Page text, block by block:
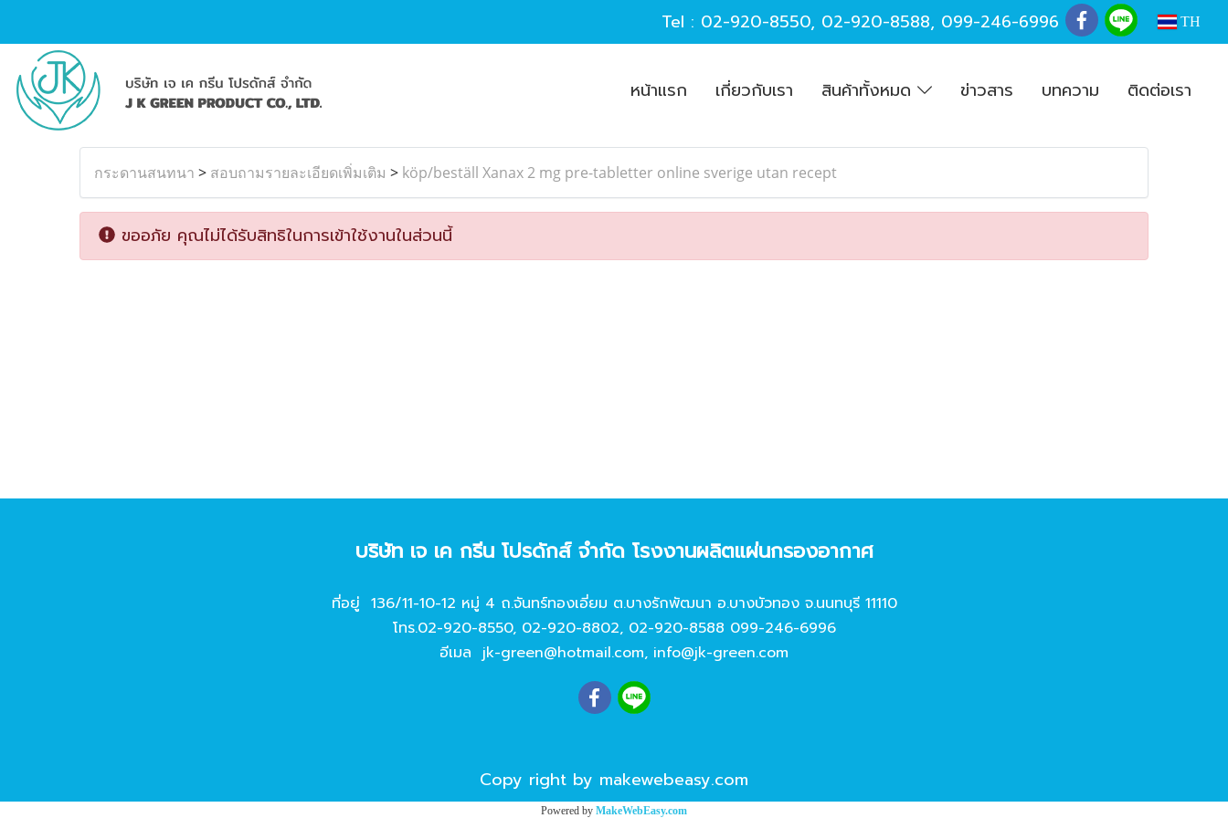
Tel : 02-920-8550, 02-920-8588, 099-246-6996 TH
หน้าแรก เกี่ยวกับเรา สินค้าทั้งหมด ข่าวสาร บทความ ติดต่อเรา
กระดานสนทนา > สอบถามรายละเอียดเพิ่มเติม > köp/beställ Xanax 2 mg pre-tabletter online sverige utan recept
ขออภัย คุณไม่ได้รับสิทธิในการเข้าใช้งานในส่วนนี้
บริษัท เจ เค กรีน โปรดักส์ จํากัด โรงงานผลิตแผ่นกรองอากาศ
ที่อยู่ 136/11-10-12 หมู่ 4 ถ.จันทร์ทองเอี่ยม ต.บางรักพัฒนา อ.บางบัวทอง จ.นนทบุรี 11110
โทร.02-920-8550, 02-920-8802, 02-920-8588 099-246-6996
อีเมล jk-green@hotmail.com, info@jk-green.com
Copy right by makewebeasy.com
Powered by MakeWebEasy.com